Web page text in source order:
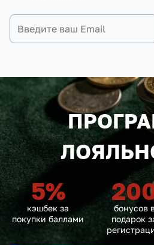
5%
кэшбек за
покупки баллами
бонусов
подарок